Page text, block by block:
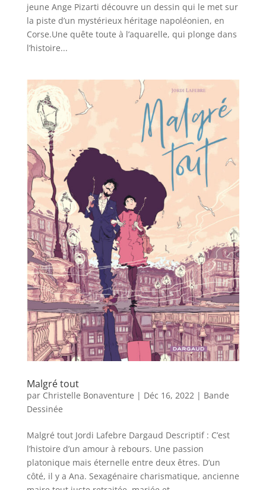
jeune Ange Pizarti découvre un dessin qui le met sur
la piste d’un mystérieux héritage napoléonien, en
Corse.Une quête toute à l’aquarelle, qui plonge dans
l’histoire...
Malgré tout
par Christelle Bonaventure | Déc 16, 2022 | Bande
Dessinée
Malgré tout Jordi Lafebre Dargaud Descriptif : C’est
l’histoire d’un amour à rebours. Une passion
platonique mais éternelle entre deux êtres. D’un
côté, il y a Ana. Sexagénaire charismatique, ancienne